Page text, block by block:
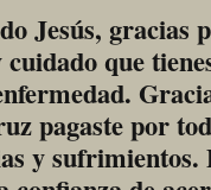
Jesús, gracias
que
pagaste por
y sufrimientos.